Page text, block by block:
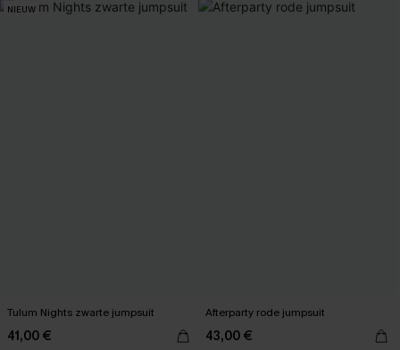
NIEUW
Tulum Nights zwarte jumpsuit
41,00 €
Afterparty rode jumpsuit
43,00 €